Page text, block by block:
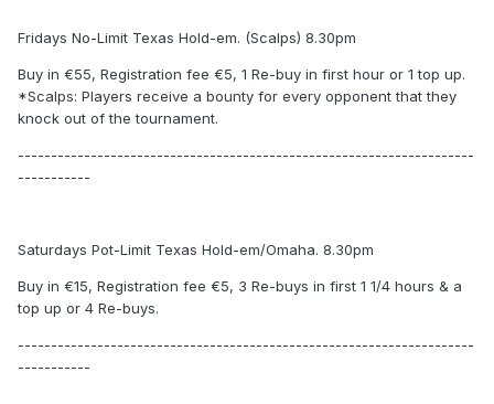
Fridays No-Limit Texas Hold-em. (Scalps) 8.30pm
Buy in €55, Registration fee €5, 1 Re-buy in first hour or 1 top up.
*Scalps: Players receive a bounty for every opponent that they
knock out of the tournament.
---------------------------------------------------------------------
-----------
Saturdays Pot-Limit Texas Hold-em/Omaha. 8.30pm
Buy in €15, Registration fee €5, 3 Re-buys in first 1 1/4 hours & a
top up or 4 Re-buys.
---------------------------------------------------------------------
-----------